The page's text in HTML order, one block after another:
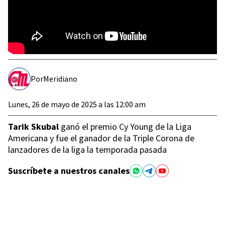
PorMeridiano
Lunes, 26 de mayo de 2025 a las 12:00 am
Tarik Skubal ganó el premio Cy Young de la Liga
Americana y fue el ganador de la Triple Corona de
lanzadores de la liga la temporada pasada
Suscríbete a nuestros canales